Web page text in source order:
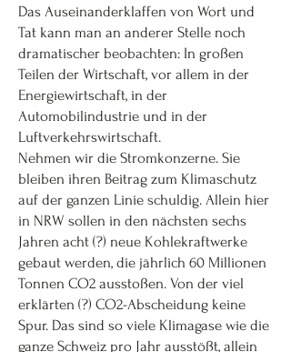
Das Auseinanderklaffen von Wort und
Tat kann man an anderer Stelle noch
dramatischer beobachten: In großen
Teilen der Wirtschaft, vor allem in der
Energiewirtschaft, in der
Automobilindustrie und in der
Luftverkehrswirtschaft.
Nehmen wir die Stromkonzerne. Sie
bleiben ihren Beitrag zum Klimaschutz
auf der ganzen Linie schuldig. Allein hier
in NRW sollen in den nächsten sechs
Jahren acht (?) neue Kohlekraftwerke
gebaut werden, die jährlich 60 Millionen
Tonnen CO2 ausstoßen. Von der viel
erklärten (?) CO2-Abscheidung keine
Spur. Das sind so viele Klimagase wie die
ganze Schweiz pro Jahr ausstößt, allein